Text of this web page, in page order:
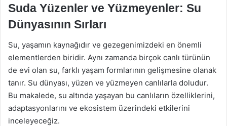
Suda Yüzenler ve Yüzmeyenler: Su
Dünyasının Sırları
Su, yaşamın kaynağıdır ve gezegenimizdeki en önemli
elementlerden biridir. Aynı zamanda birçok canlı türünün
de evi olan su, farklı yaşam formlarının gelişmesine olanak
tanır. Su dünyası, yüzen ve yüzmeyen canlılarla doludur.
Bu makalede, su altında yaşayan bu canlıların özelliklerini,
adaptasyonlarını ve ekosistem üzerindeki etkilerini
inceleyeceğiz.